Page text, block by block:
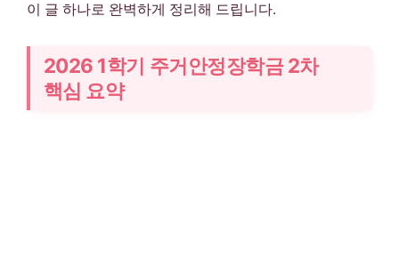
이 글 하나로 완벽하게 정리해 드립니다.
2026 1학기 주거안정장학금 2차
핵심 요약